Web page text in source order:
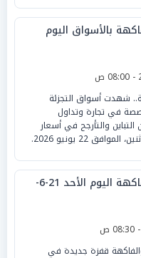
بالأسواق اليوم
شهدت أسواق التجزئة
في تجارة وتداول
والتأرجح في أسعار
22 يونيو 2026.
أسعار الخضروات والفاكهة اليوم الأحد 21-6-
قفزة جديدة في